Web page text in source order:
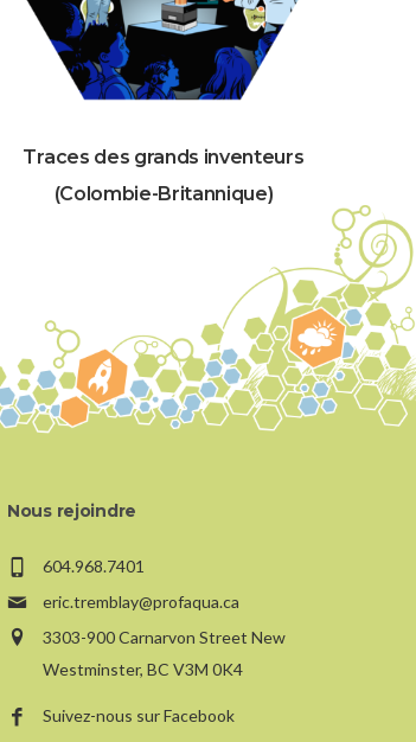
Traces des grands inventeurs
(Colombie-Britannique)
Nous rejoindre
604.968.7401
eric.tremblay@profaqua.ca
3303-900 Carnarvon Street New
Westminster, BC V3M 0K4
Suivez-nous sur Facebook